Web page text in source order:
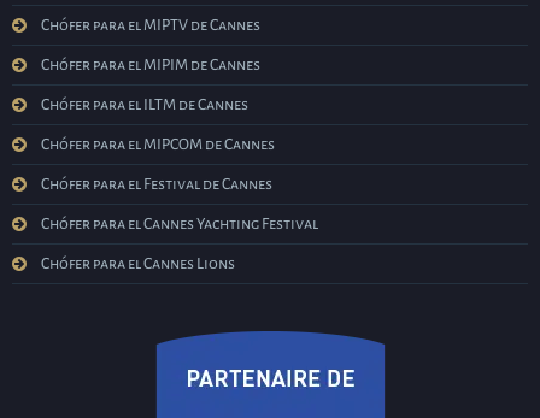
Chófer para el MIPTV de Cannes
Chófer para el MIPIM de Cannes
Chófer para el ILTM de Cannes
Chófer para el MIPCOM de Cannes
Chófer para el Festival de Cannes
Chófer para el Cannes Yachting Festival
Chófer para el Cannes Lions